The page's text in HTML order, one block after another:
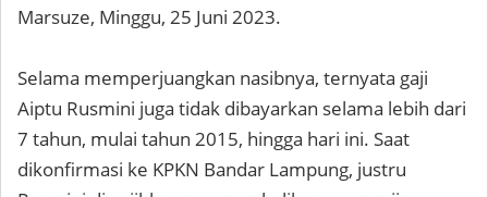
Marsuze, Minggu, 25 Juni 2023.
Selama memperjuangkan nasibnya, ternyata gaji
Aiptu Rusmini juga tidak dibayarkan selama lebih dari
7 tahun, mulai tahun 2015, hingga hari ini. Saat
dikonfirmasi ke KPKN Bandar Lampung, justru